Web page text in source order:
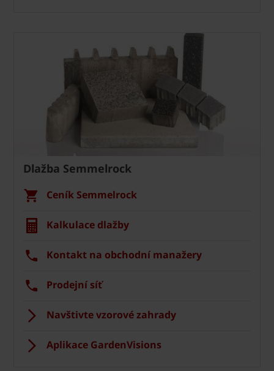
Dlažba Semmelrock
Ceník Semmelrock
Kalkulace dlažby
Kontakt na obchodní manažery
Prodejní síť
Navštivte vzorové zahrady
Aplikace GardenVisions